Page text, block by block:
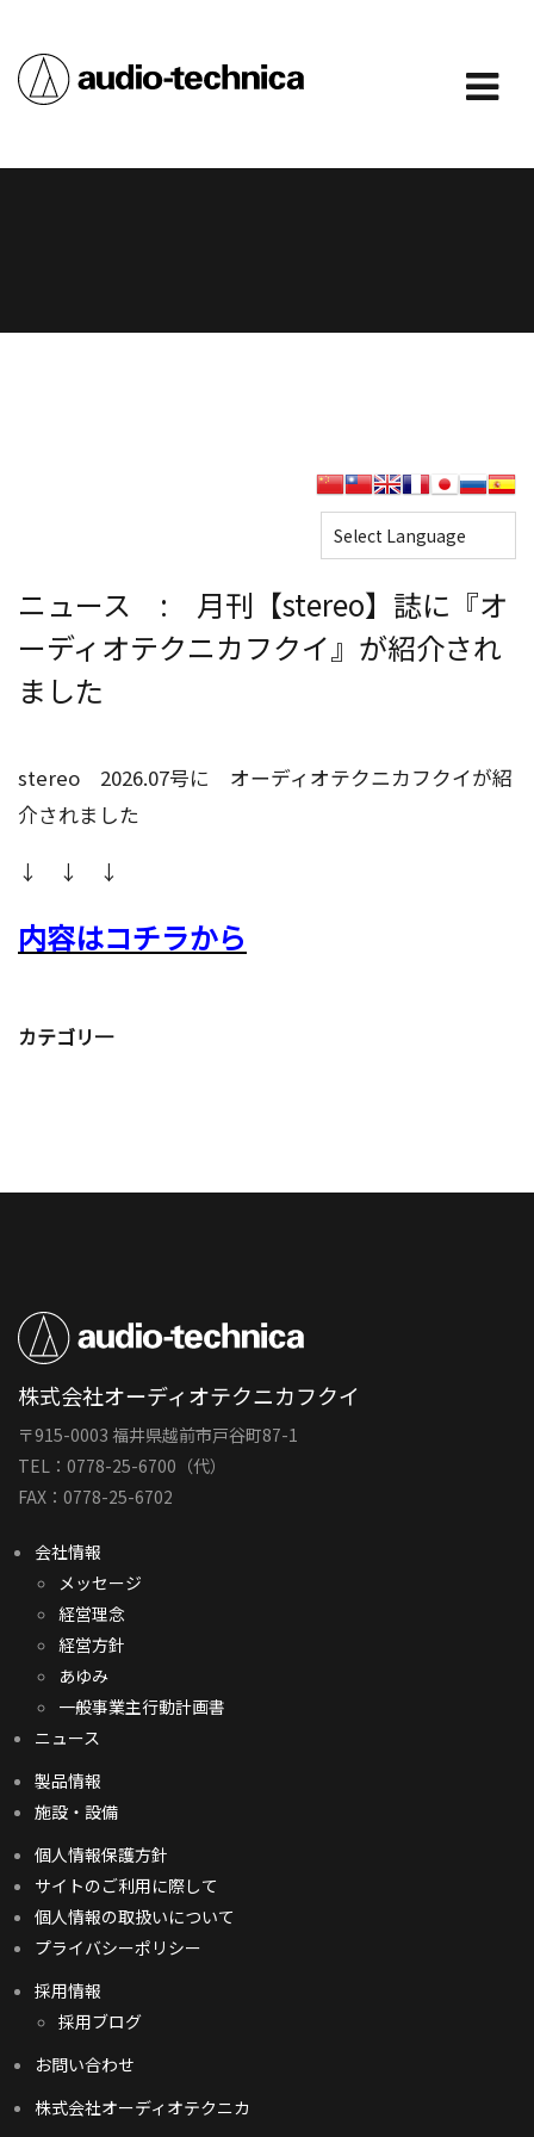
ニュース : 月刊【stereo】誌に『オ
ーディオテクニカフクイ』が紹介され
ました
stereo 2026.07号に オーディオテクニカフクイが紹
介されました
↓ ↓ ↓
内容はコチラから
カテゴリ一
株式会社オーディオテクニカフクイ
〒915-0003 福井県越前市戸谷町87-1
TEL：0778-25-6700（代）
FAX：0778-25-6702
会社情報
メッセージ
経営理念
経営方針
あゆみ
一般事業主行動計画書
ニュース
製品情報
施設・設備
個人情報保護方針
サイトのご利用に際して
個人情報の取扱いについて
プライバシーポリシー
採用情報
採用ブログ
お問い合わせ
株式会社オーディオテクニカ